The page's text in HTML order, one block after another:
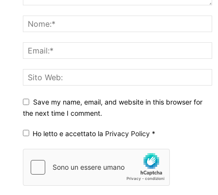
Save my name, email, and website in this browser for
the next time I comment.
Ho letto e accettato la Privacy Policy *